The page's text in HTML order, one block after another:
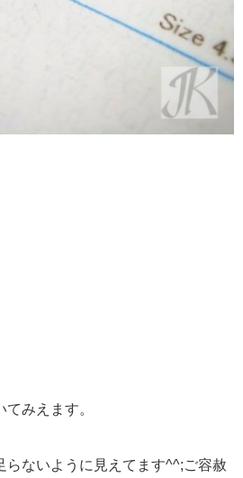
みえます。
らないように見えてます^^;ご容赦